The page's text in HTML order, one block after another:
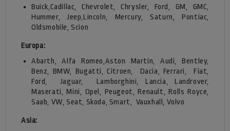
Buick,Cadillac, Chevrolet, Chrysler, Ford, GM, GMC,
Hummer, Jeep,Lincoln, Mercury, Saturn, Pontiac,
Oldsmobile, Scion
Europa:
Abarth, Alfa Romeo,Aston Martin, Audi, Bentley,
Benz, BMW, Bugatti, Citroen,
Dacia, Ferrari,
Fiat,
Ford,
Jaguar,
Lamborghini, Lancia, Landrover,
Maserati, Mini, Opel, Peugeot, Renault, Rolls Royce,
Saab, VW, Seat, Skoda, Smart, Vauxhall, Volvo
Asia: